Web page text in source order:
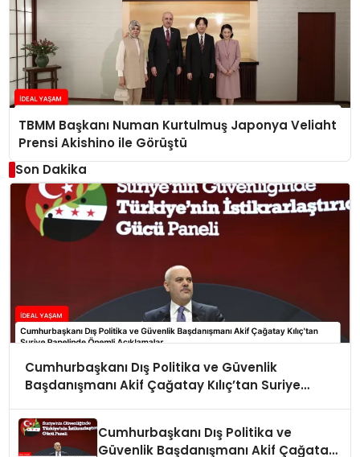
TBMM Başkanı Numan Kurtulmuş Japonya Veliaht
Prensi Akishino ile Görüştü
Son Dakika
Cumhurbaşkanı Dış Politika ve Güvenlik
Başdanışmanı Akif Çağatay Kılıç’tan Suriye
Cumhurbaşkanı Dış Politika ve
Güvenlik Başdanışmanı Akif Çağatay